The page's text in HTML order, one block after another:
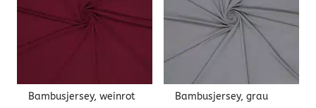
Bambusjersey, weinrot Bambusjersey, grau